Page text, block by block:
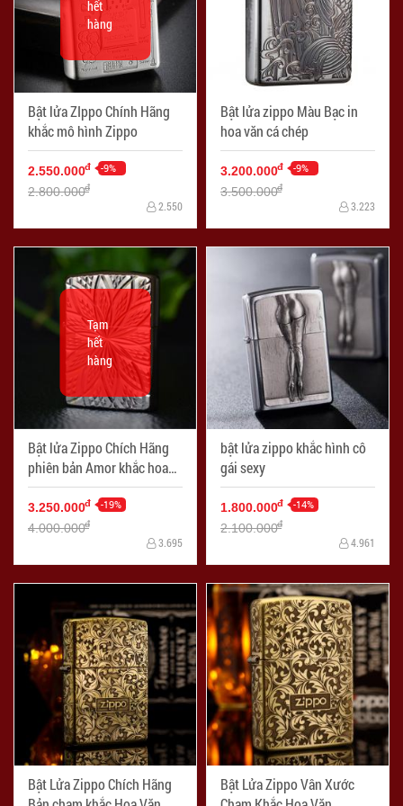
Bật lửa ZIppo Chính Hãng
khắc mô hình Zippo
hết
hàng
2.550.000đ -9%
2.800.000đ
2.550
Bật lửa zippo Màu Bạc in
hoa văn cá chép
3.200.000đ -9%
3.500.000đ
3.223
Bật lửa Zippo Chích Hãng
phiên bản Amor khắc hoa
bạc
Tạm
hết
hàng
3.250.000đ -19%
4.000.000đ
3.695
bật lửa zippo khắc hình cô
gái sexy
1.800.000đ -14%
2.100.000đ
4.961
Bật Lửa Zippo Chích Hãng
Bật Lửa Zippo Vân Xước